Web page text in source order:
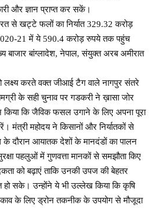
और ज्ञान प्राप्त कर सकें।
से खट्टे फलों का निर्यात 329.32 करोड़
21 में ये 590.4 करोड़ रुपये तक पहुंच
बांग्लादेश, नेपाल, संयुक्त अरब अमीरात
लक्ष्य करते वक्त जीआई टैग वाले नागपुर संतरे
के सही चुनाव पर गडकरी ने ख़ासा जोर
किया कि जैविक फसल उगाने के लिए अपना पूरा
मंत्री महोदय ने किसानों और निर्यातकों से
के दौरान आयातक देशों के मानदंडों का पालन
पहलुओं में गुणवत्ता मानकों से समझौता किए
को बढ़ाएं ताकि उनकी उपज की बेहतर
हो सके। उन्होंने ये भी उल्लेख किया कि कृषि
के लिए ड्रोन तकनीक के उपयोग से मौजूदा